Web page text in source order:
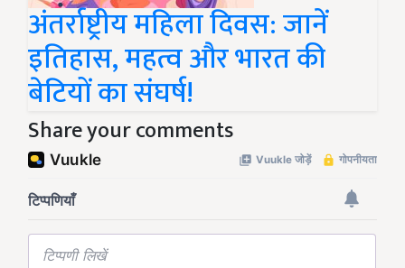
अंतर्राष्ट्रीय महिला दिवस: जानें
इतिहास, महत्व और भारत की
बेटियों का संघर्ष!
Share your comments